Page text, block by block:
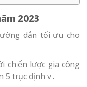
2023
dẫn tối ưu cho
chiến lược gia công
5 trục định vị.